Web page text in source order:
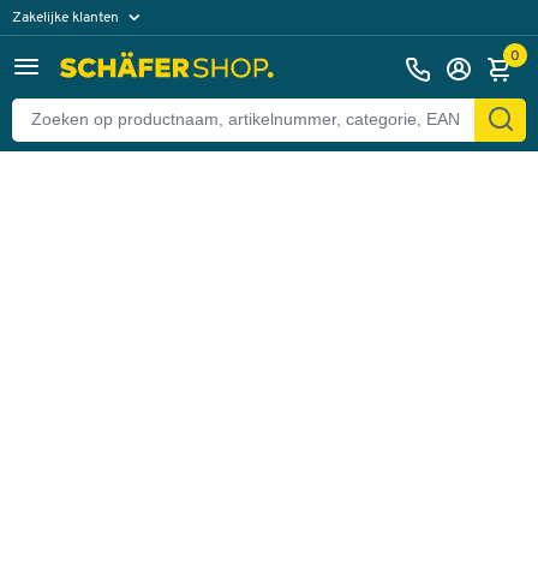
Zakelijke klanten
Particuliere klanten 0
Terug